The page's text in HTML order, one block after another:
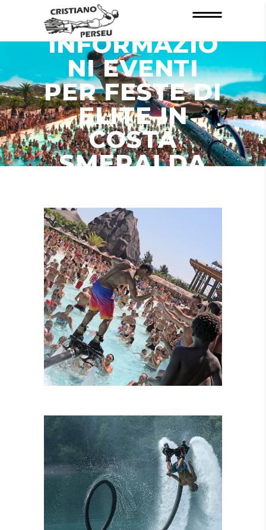
INFORMAZIO
NI EVENTI
PER FESTE DI
ELITE IN
COSTA
SMERALDA
FLYBOARD
TANDEM
ATTRAZIONI
COMBINATE